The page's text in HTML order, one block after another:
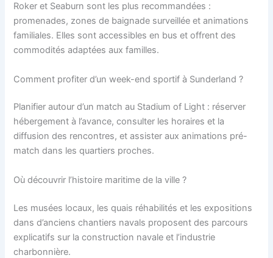
Roker et Seaburn sont les plus recommandées :
promenades, zones de baignade surveillée et animations
familiales. Elles sont accessibles en bus et offrent des
commodités adaptées aux familles.
Comment profiter d’un week-end sportif à Sunderland ?
Planifier autour d’un match au Stadium of Light : réserver
hébergement à l’avance, consulter les horaires et la
diffusion des rencontres, et assister aux animations pré-
match dans les quartiers proches.
Où découvrir l’histoire maritime de la ville ?
Les musées locaux, les quais réhabilités et les expositions
dans d’anciens chantiers navals proposent des parcours
explicatifs sur la construction navale et l’industrie
charbonnière.